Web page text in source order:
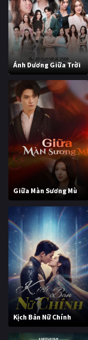
Ánh Dương Giữa Trời
Giữa Màn Sương Mù
Kịch Bản Nữ Chính